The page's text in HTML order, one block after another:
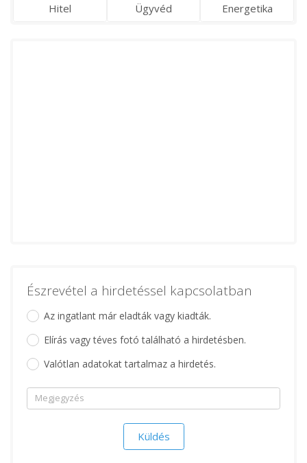
Hitel Ügyvéd Energetika
Észrevétel a hirdetéssel kapcsolatban
Az ingatlant már eladták vagy kiadták.
Elírás vagy téves fotó található a hirdetésben.
Valótlan adatokat tartalmaz a hirdetés.